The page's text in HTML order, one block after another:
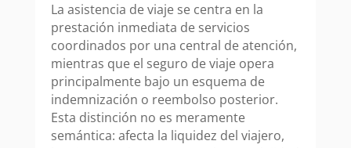
La asistencia de viaje se centra en la
prestación inmediata de servicios
coordinados por una central de atención,
mientras que el seguro de viaje opera
principalmente bajo un esquema de
indemnización o reembolso posterior.
Esta distinción no es meramente
semántica: afecta la liquidez del viajero,